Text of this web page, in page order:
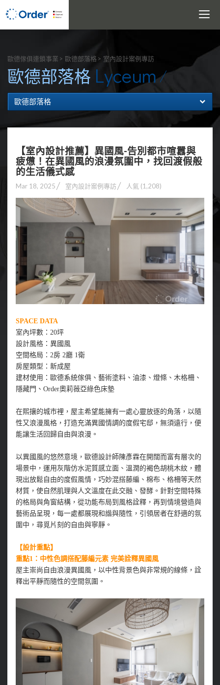
Toggle
歐德傢俱連鎖事業 歐德部落格 室內設計案例專訪
歐德部落格 Lyceum
歐德部落格
【室內設計推薦】異國風-告別都市喧囂與
疲憊！在異國風的浪漫氛圍中，找回渡假般
的生活儀式感
Mar 18, 2025 室內設計案例專訪 人氣 (1,208)
SPACE DATA
室內坪數：20坪
設計風格：異國風
空間格局：2房 2廳 1衛
房屋類型：新成屋
建材使用：歐德系統傢俱、藝術塗料、油漆、燈條、木格柵、
隱藏門、Order奧莉薇亞綠色床墊
在熙攘的城市裡，屋主希望能擁有一處心靈放逐的角落，以隨
性又浪漫風格，打造充滿異國情調的度假宅邸，無須遠行，便
能讓生活回歸自由與浪漫。
以異國風的悠然意境，歐德設計師陳彥霖在開闊而富有層次的
場景中，運用灰階仿水泥質感立面、溫潤的褐色胡桃木紋，體
現出放鬆自由的度假風情，巧妙混搭藤編、棉布、格柵等天然
材質，使自然肌理與人文溫度在此交融、發酵。針對空間特殊
的格局與角窗結構，從功能布局到風格詮釋，再到情境營造與
藝術品呈現，每一處都展現和諧與隨性，引領居者在舒適的氛
圍中，尋覓片刻的自由與寧靜。
【設計重點】
重點1：中性色調搭配藤編元素 完美詮釋異國風
屋主崇尚自由浪漫異國風，以中性背景色與非常規的線條，詮
釋出平靜而隨性的空間氛圍。